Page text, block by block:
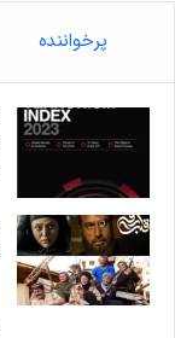
پرخواننده